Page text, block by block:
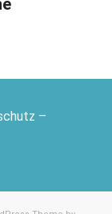
–